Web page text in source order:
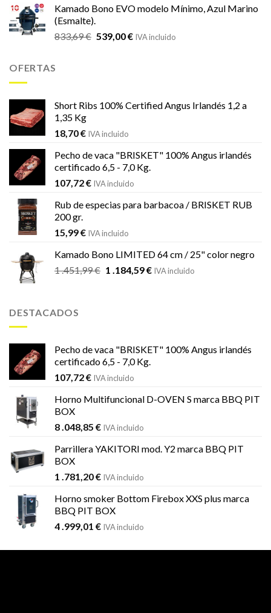
original
era:
833,69 €.
actual
539,00 €.
Kamado Bono EVO modelo Mínimo, Azul Marino
(Esmalte).
833,69€ El
539,00€ElIVA incluido
OFERTAS
Short Ribs 100% Certified Angus Irlandés 1,2 a
1,35 Kg
18,70€ IVA incluido
Pecho de vaca "BRISKET" 100% Angus irlandés
certificado 6,5 - 7,0 Kg.
107,72€ IVA incluido
Rub de especias para barbacoa / BRISKET RUB
200 gr.
15,99€ IVA incluido
Kamado Bono LIMITED 64 cm / 25" color negro
1 .451,99€ El
1 .184,59€ElIVA incluido
DESTACADOS
Pecho de vaca "BRISKET" 100% Angus irlandés
certificado 6,5 - 7,0 Kg.
107,72€ IVA incluido
Horno Multifuncional D-OVEN S marca BBQ PIT
BOX
8 .048,85 € IVA incluido
Parrillera YAKITORI mod. Y2 marca BBQ PIT
BOX
1 .781,20€ IVA incluido
Horno smoker Bottom Firebox XXS plus marca
BBQ PIT BOX
4 .999,01 € IVA incluido